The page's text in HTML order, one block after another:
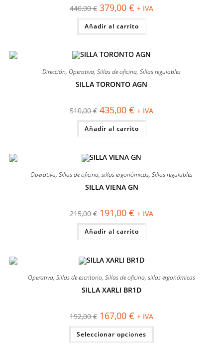
440,00€ El
precio
original
era:
440,00 €.
379,00 € El
precio
actual
es:
379,00 €.
+ IVA
Añadir al carrito
Dirección, Operativa, Sillas de oficina, Sillas regulables
SILLA TORONTO AGN
510,00€ El
precio
original
era:
510,00 €.
435,00 € El
precio
actual
es:
435,00 €.
+ IVA
Añadir al carrito
Operativa, Sillas de oficina, sillas ergonómicas, Sillas regulables
SILLA VIENA GN
215,00€ El
precio
original
era:
215,00 €.
191,00 € El
precio
actual
es:
191,00 €.
+ IVA
Añadir al carrito
Operativa, Sillas de escritorio, Sillas de oficina, sillas ergonómicas
SILLA XARLI BR1D
192,00€ El
precio
original
era:
192,00 €.
167,00 € El
precio
actual
es:
167,00 €.
+ IVA
Seleccionar opciones
Este
tiene